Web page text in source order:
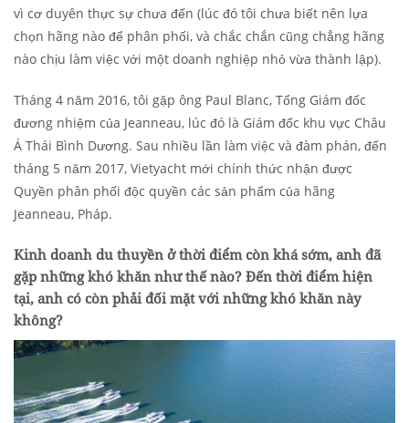
vì cơ duyên thực sự chưa đến (lúc đó tôi chưa biết nên lựa
chọn hãng nào để phân phối, và chắc chắn cũng chẳng hãng
nào chịu làm việc với một doanh nghiệp nhỏ vừa thành lập).
Tháng 4 năm 2016, tôi gặp ông Paul Blanc, Tổng Giám đốc
đương nhiệm của Jeanneau, lúc đó là Giám đốc khu vực Châu
Á Thái Bình Dương. Sau nhiều lần làm việc và đàm phán, đến
tháng 5 năm 2017, Vietyacht mới chính thức nhận được
Quyền phân phối độc quyền các sản phẩm của hãng
Jeanneau, Pháp.
Kinh doanh du thuyền ở thời điểm còn khá sớm, anh đã
gặp những khó khăn như thế nào? Đến thời điểm hiện
tại, anh có còn phải đối mặt với những khó khăn này
không?